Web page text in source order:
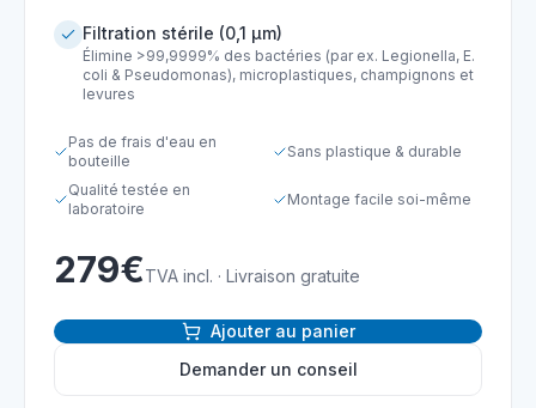
Filtration stérile (0,1 µm)
Élimine >99,9999% des bactéries (par ex. Legionella, E.
coli & Pseudomonas), microplastiques, champignons et
levures
Pas de frais d'eau en
bouteille
Sans plastique & durable
Qualité testée en
laboratoire
Montage facile soi-même
279€TVA incl. · Livraison gratuite
Ajouter au panier
Demander un conseil